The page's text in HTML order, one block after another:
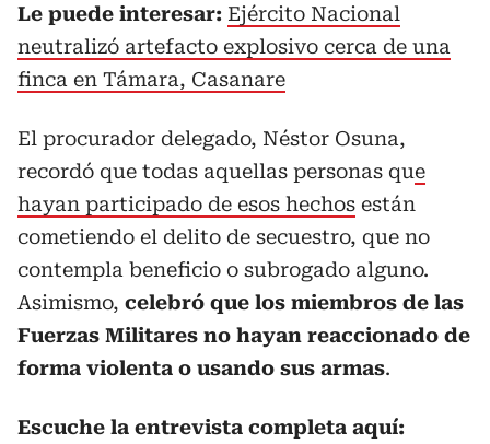
Le puede interesar: Ejército Nacional
neutralizó artefacto explosivo cerca de una
finca en Támara, Casanare
El procurador delegado, Néstor Osuna,
recordó que todas aquellas personas que
hayan participado de esos hechos están
cometiendo el delito de secuestro, que no
contempla beneficio o subrogado alguno.
Asimismo, celebró que los miembros de las
Fuerzas Militares no hayan reaccionado de
forma violenta o usando sus armas.
Escuche la entrevista completa aquí: